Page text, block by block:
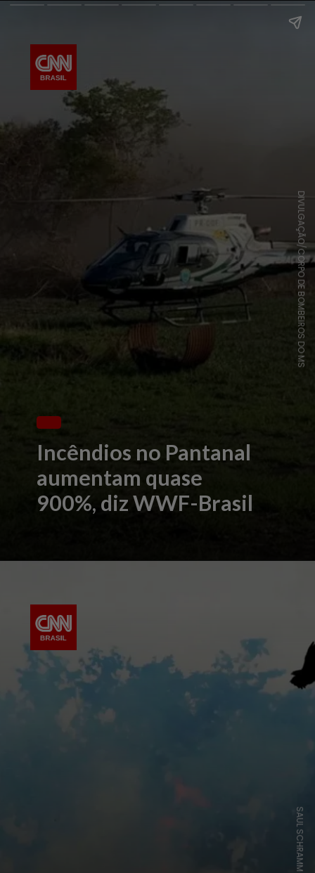
Incêndios no Pantanal
aumentam quase
900%, diz WWF-Brasil
DIVULGAÇÃO/CORPO DE BOMBEIROS DO MS
SAUL SCHRAMM